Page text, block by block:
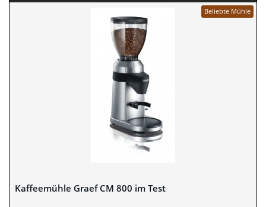
Beliebte Mühle
Kaffeemühle Graef CM 800 im Test